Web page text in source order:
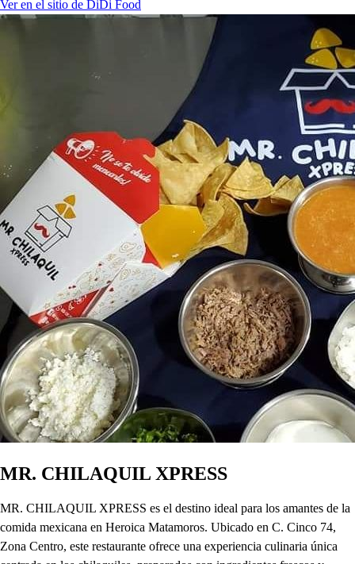
Ver en el sitio de DiDi Food
MR. CHILAQUIL XPRESS
MR. CHILAQUIL XPRESS es el destino ideal para los amantes de la
comida mexicana en Heroica Matamoros. Ubicado en C. Cinco 74,
Zona Centro, este restaurante ofrece una experiencia culinaria única